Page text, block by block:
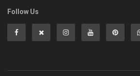
Follow Us